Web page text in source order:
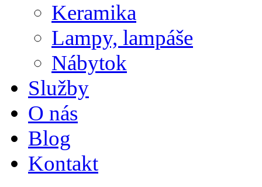
Keramika
Lampy, lampáše
Nábytok
Služby
O nás
Blog
Kontakt